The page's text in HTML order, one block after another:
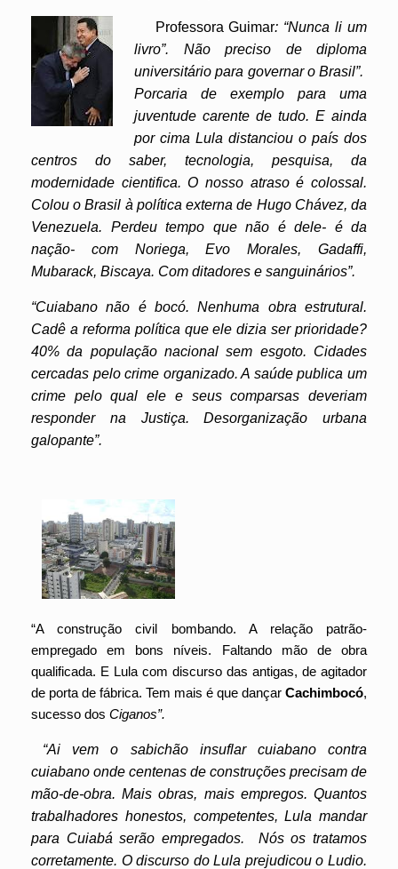
Professora Guimar: “Nunca li um
livro”. Não preciso de diploma
universitário para governar o Brasil”.
Porcaria de exemplo para uma
juventude carente de tudo. E ainda
por cima Lula distanciou o país dos
centros do saber, tecnologia, pesquisa, da
modernidade cientifica. O nosso atraso é colossal.
Colou o Brasil à política externa de Hugo Chávez, da
Venezuela. Perdeu tempo que não é dele- é da
nação- com Noriega, Evo Morales, Gadaffi,
Mubarack, Biscaya. Com ditadores e sanguinários”.
“Cuiabano não é bocó. Nenhuma obra estrutural.
Cadê a reforma política que ele dizia ser prioridade?
40% da população nacional sem esgoto. Cidades
cercadas pelo crime organizado. A saúde publica um
crime pelo qual ele e seus comparsas deveriam
responder na Justiça. Desorganização urbana
galopante”.
“A construção civil bombando. A relação patrão-
empregado em bons níveis. Faltando mão de obra
qualificada. E Lula com discurso das antigas, de agitador
de porta de fábrica. Tem mais é que dançar Cachimbocó,
sucesso dos Ciganos”.
“Ai vem o sabichão insuflar cuiabano contra
cuiabano onde centenas de construções precisam de
mão-de-obra. Mais obras, mais empregos. Quantos
trabalhadores honestos, competentes, Lula mandar
para Cuiabá serão empregados. Nós os tratamos
corretamente. O discurso do Lula prejudicou o Ludio.